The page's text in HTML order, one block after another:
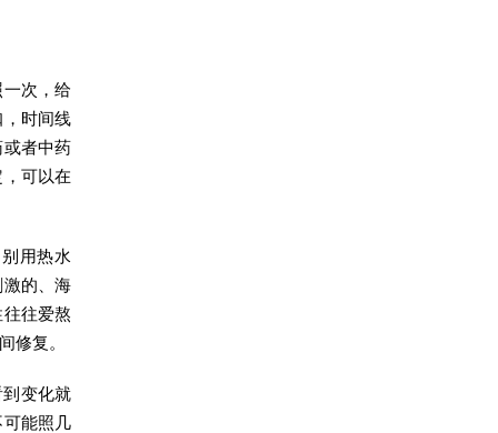
次，给
时间线
者中药
可以在
用热水
的、海
往爱熬
修复。
变化就
能照几